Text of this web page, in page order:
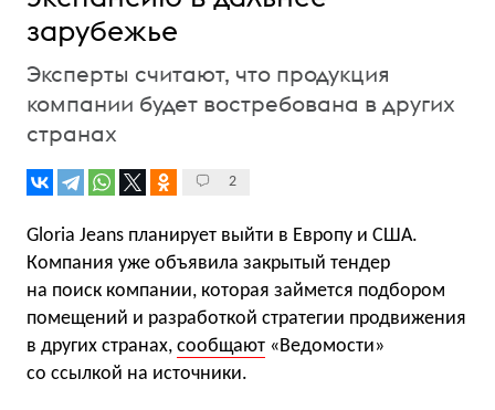
зарубежье
Эксперты считают, что продукция
компании будет востребована в других
странах
2
Gloria Jeans планирует выйти в Европу и США.
Компания уже объявила закрытый тендер
на поиск компании, которая займется подбором
помещений и разработкой стратегии продвижения
в других странах, сообщают «Ведомости»
со ссылкой на источники.